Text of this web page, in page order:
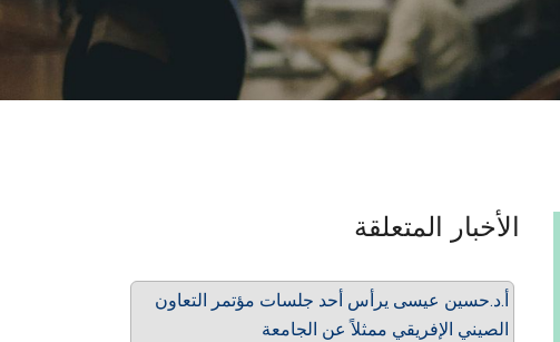
الأخبار المتعلقة
أ.د.حسين عيسى يرأس أحد جلسات مؤتمر التعاون
الصيني الإفريقي ممثلاً عن الجامعة